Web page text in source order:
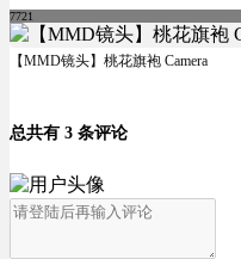
7721
【MMD镜头】桃花旗袍 Camera
总共有 3 条评论